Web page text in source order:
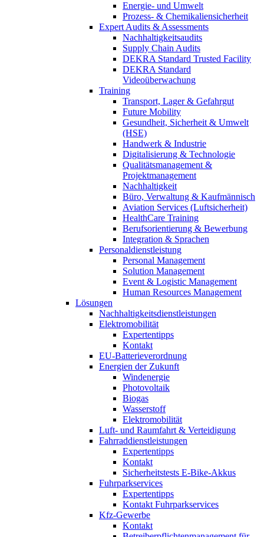
Energie- und Umwelt
Prozess- & Chemikaliensicherheit
Expert Audits & Assessments
Nachhaltigkeitsaudits
Supply Chain Audits
DEKRA Standard Trusted Facility
DEKRA Standard
Videoüberwachung
Training
Transport, Lager & Gefahrgut
Future Mobility
Gesundheit, Sicherheit & Umwelt
(HSE)
Handwerk & Industrie
Digitalisierung & Technologie
Qualitätsmanagement &
Projektmanagement
Nachhaltigkeit
Büro, Verwaltung & Kaufmännisch
Aviation Services (Luftsicherheit)
HealthCare Training
Berufsorientierung & Bewerbung
Integration & Sprachen
Personaldienstleistung
Personal Management
Solution Management
Event & Logistic Management
Human Resources Management
Lösungen
Nachhaltigkeitsdienstleistungen
Elektromobilität
Expertentipps
Kontakt
EU-Batterieverordnung
Energien der Zukunft
Windenergie
Photovoltaik
Biogas
Wasserstoff
Elektromobilität
Luft- und Raumfahrt & Verteidigung
Fahrraddienstleistungen
Expertentipps
Kontakt
Sicherheitstests E-Bike-Akkus
Fuhrparkservices
Expertentipps
Kontakt Fuhrparkservices
Kfz-Gewerbe
Kontakt